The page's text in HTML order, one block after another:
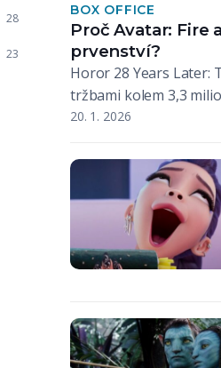
28
23
BOX OFFICE
Proč Avatar: Fire
prvenství?
Horor 28 Years Later:
tržbami kolem 3,3
20. 1. 2026